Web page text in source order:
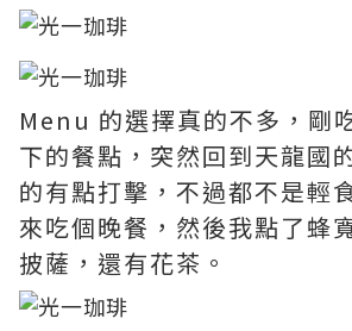
Menu 的選擇真的不多，剛
下的餐點，突然回到天龍國
的有點打擊，不過都不是輕
來吃個晚餐，然後我點了蜂
披薩，還有花茶。